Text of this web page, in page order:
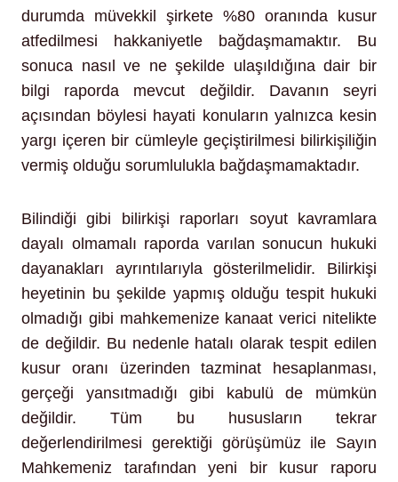
durumda müvekkil şirkete %80 oranında kusur
atfedilmesi hakkaniyetle bağdaşmamaktır. Bu
sonuca nasıl ve ne şekilde ulaşıldığına dair bir
bilgi raporda mevcut değildir. Davanın seyri
açısından böylesi hayati konuların yalnızca kesin
yargı içeren bir cümleyle geçiştirilmesi bilirkişiliğin
vermiş olduğu sorumlulukla bağdaşmamaktadır.
Bilindiği gibi bilirkişi raporları soyut kavramlara
dayalı olmamalı raporda varılan sonucun hukuki
dayanakları ayrıntılarıyla gösterilmelidir. Bilirkişi
heyetinin bu şekilde yapmış olduğu tespit hukuki
olmadığı gibi mahkemenize kanaat verici nitelikte
de değildir. Bu nedenle hatalı olarak tespit edilen
kusur oranı üzerinden tazminat hesaplanması,
gerçeği yansıtmadığı gibi kabulü de mümkün
değildir. Tüm bu hususların tekrar
değerlendirilmesi gerektiği görüşümüz ile Sayın
Mahkemeniz tarafından yeni bir kusur raporu